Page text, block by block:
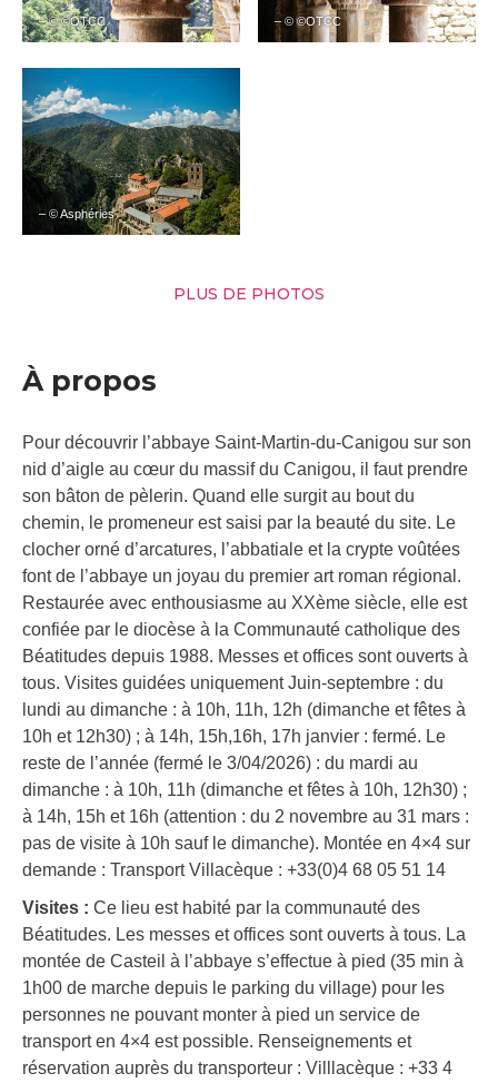
– © ©OTCC – © ©OTCC
– © Asphéries
PLUS DE PHOTOS
À propos
Pour découvrir l’abbaye Saint-Martin-du-Canigou sur son
nid d’aigle au cœur du massif du Canigou, il faut prendre
son bâton de pèlerin. Quand elle surgit au bout du
chemin, le promeneur est saisi par la beauté du site. Le
clocher orné d’arcatures, l’abbatiale et la crypte voûtées
font de l’abbaye un joyau du premier art roman régional.
Restaurée avec enthousiasme au XXème siècle, elle est
confiée par le diocèse à la Communauté catholique des
Béatitudes depuis 1988. Messes et offices sont ouverts à
tous. Visites guidées uniquement Juin-septembre : du
lundi au dimanche : à 10h, 11h, 12h (dimanche et fêtes à
10h et 12h30) ; à 14h, 15h,16h, 17h janvier : fermé. Le
reste de l’année (fermé le 3/04/2026) : du mardi au
dimanche : à 10h, 11h (dimanche et fêtes à 10h, 12h30) ;
à 14h, 15h et 16h (attention : du 2 novembre au 31 mars :
pas de visite à 10h sauf le dimanche). Montée en 4×4 sur
demande : Transport Villacèque : +33(0)4 68 05 51 14
Visites : Ce lieu est habité par la communauté des
Béatitudes. Les messes et offices sont ouverts à tous. La
montée de Casteil à l’abbaye s’effectue à pied (35 min à
1h00 de marche depuis le parking du village) pour les
personnes ne pouvant monter à pied un service de
transport en 4×4 est possible. Renseignements et
réservation auprès du transporteur : Villlacèque : +33 4